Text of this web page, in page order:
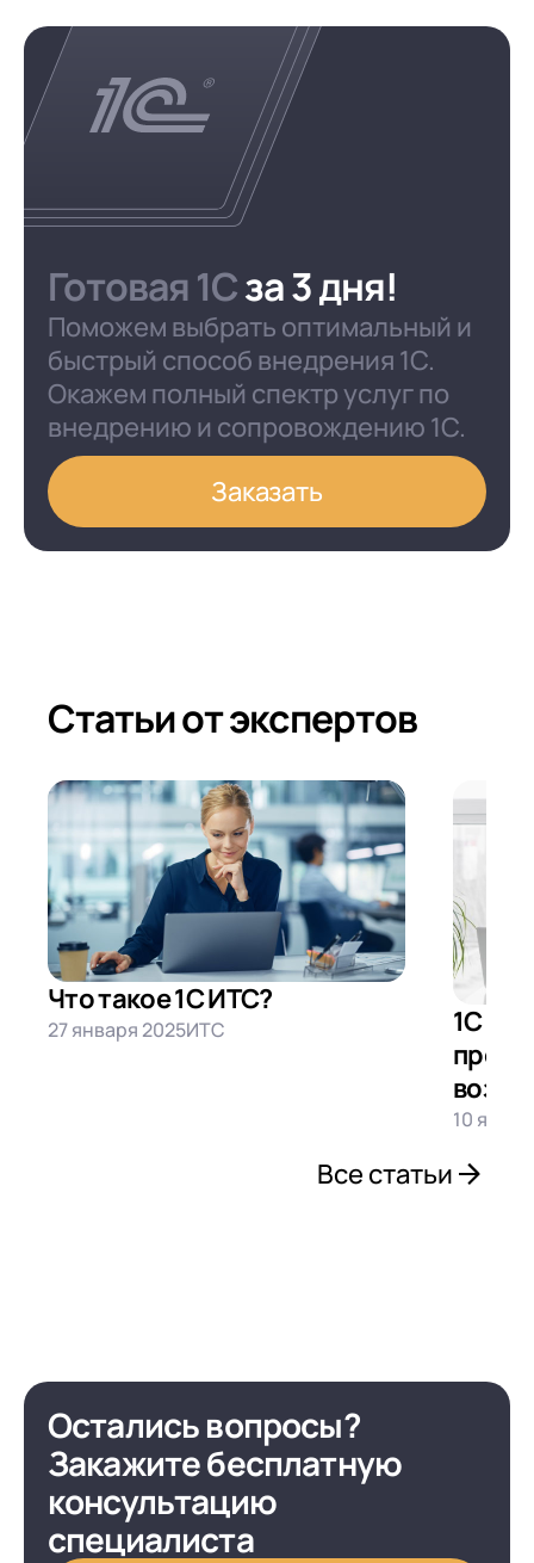
Готовая 1Cза 3 дня!
Поможем выбрать оптимальный и
быстрый способ внедрения 1С.
Окажем полный спектр услуг по
внедрению и сопровождению 1С.
Заказать
Статьи от экспертов
Что такое 1С ИТС?
27 января 2025ИТС
1С
10
Все статьи
Остались вопросы?
Закажите бесплатную
консультацию
специалиста